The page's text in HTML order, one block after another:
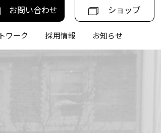
お問い合わせ ショップ
ワーク 採用情報 お知らせ